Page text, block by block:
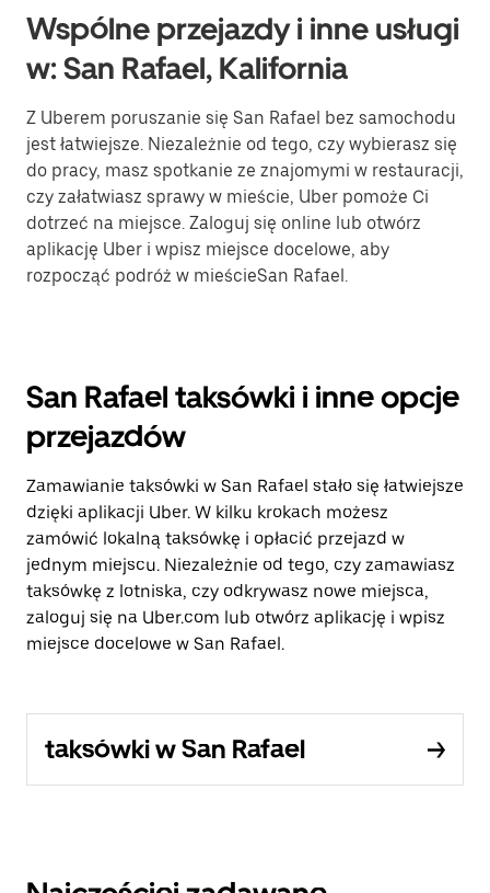
Wspólne przejazdy i inne usługi
w: San Rafael, Kalifornia
Z Uberem poruszanie się San Rafael bez samochodu
jest łatwiejsze. Niezależnie od tego, czy wybierasz się
do pracy, masz spotkanie ze znajomymi w restauracji,
czy załatwiasz sprawy w mieście, Uber pomoże Ci
dotrzeć na miejsce. Zaloguj się online lub otwórz
aplikację Uber i wpisz miejsce docelowe, aby
rozpocząć podróż w mieścieSan Rafael.
San Rafael taksówki i inne opcje
przejazdów
Zamawianie taksówki w San Rafael stało się łatwiejsze
dzięki aplikacji Uber. W kilku krokach możesz
zamówić lokalną taksówkę i opłacić przejazd w
jednym miejscu. Niezależnie od tego, czy zamawiasz
taksówkę z lotniska, czy odkrywasz nowe miejsca,
zaloguj się na Uber.com lub otwórz aplikację i wpisz
miejsce docelowe w San Rafael.
taksówki w San Rafael